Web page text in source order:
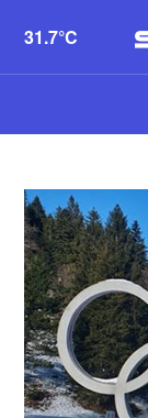
31.7°C